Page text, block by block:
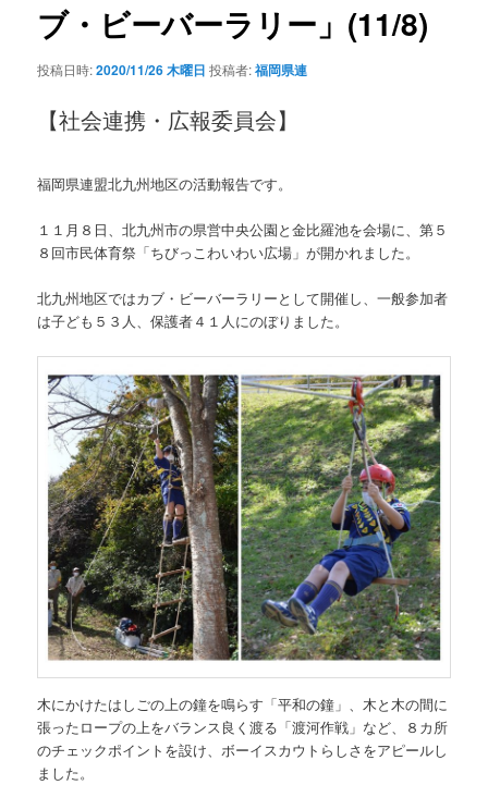
シ
ョ
ブ・ビーバーラリー」(11/8)
投稿日時:2020/11/26 木曜日 投稿者:福岡県連
【社会連携・広報委員会】
福岡県連盟北九州地区の活動報告です。
１１月８日、北九州市の県営中央公園と金比羅池を会場に、第５
８回市民体育祭「ちびっこわいわい広場」が開かれました。
北九州地区ではカブ・ビーバーラリーとして開催し、一般参加者
は子ども５３人、保護者４１人にのぼりました。
木にかけたはしごの上の鐘を鳴らす「平和の鐘」、木と木の間に
張ったロープの上をバランス良く渡る「渡河作戦」など、８カ所
のチェックポイントを設け、ボーイスカウトらしさをアピールし
ました。